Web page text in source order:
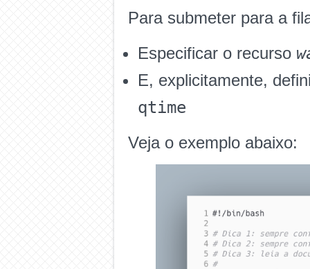
Para submeter para a
Especificar o recurso
E, explicitamente,
qtime
Veja o exemplo abaixo: